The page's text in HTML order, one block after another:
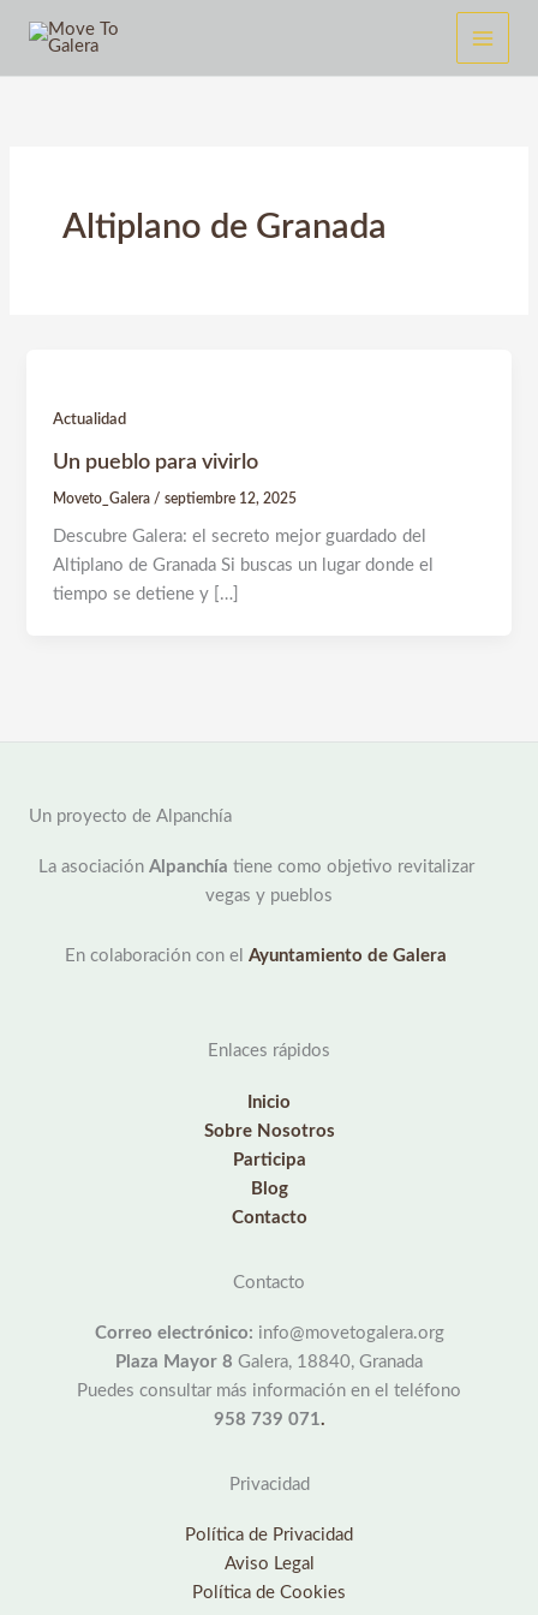
Altiplano de Granada
Actualidad
Un pueblo para vivirlo
Moveto_Galera /septiembre 12, 2025
Descubre Galera: el secreto mejor guardado del
Altiplano de Granada Si buscas un lugar donde el
tiempo se detiene y […]
Un proyecto de Alpanchía
La asociación Alpanchía tiene como objetivo revitalizar
vegas y pueblos
En colaboración con elAyuntamiento de Galera
Enlaces rápidos
Inicio
Sobre Nosotros
Participa
Blog
Contacto
Contacto
Correo electrónico: info@movetogalera.org
Plaza Mayor 8 Galera, 18840, Granada
Puedes consultar más información en el teléfono
958 739 071.
Privacidad
Política de Privacidad
Aviso Legal
Política de Cookies